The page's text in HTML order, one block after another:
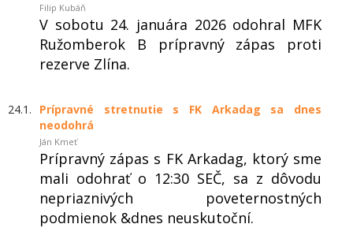
Filip Kubáň
V sobotu 24. januára 2026 odohral MFK
Ružomberok B prípravný zápas proti
rezerve Zlína.
24.1.
Prípravné stretnutie s FK Arkadag sa dnes
neodohrá
Ján Kmeť
Prípravný zápas s FK Arkadag, ktorý sme
mali odohrať o 12:30 SEČ, sa z dôvodu
nepriaznivých poveternostných
podmienok &dnes neuskutoční.